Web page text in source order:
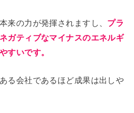
来の力が発揮されますし、 プラ
ガティブなマイナスのエネルギ
すいです。
る会社であるほど成果は出しや